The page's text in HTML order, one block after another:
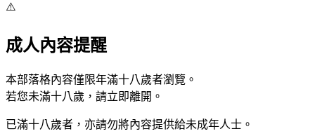
⚠️
成人內容提醒
本部落格內容僅限年滿十八歲者瀏覽。
若您未滿十八歲，請立即離開。
已滿十八歲者，亦請勿將內容提供給未成年人士。